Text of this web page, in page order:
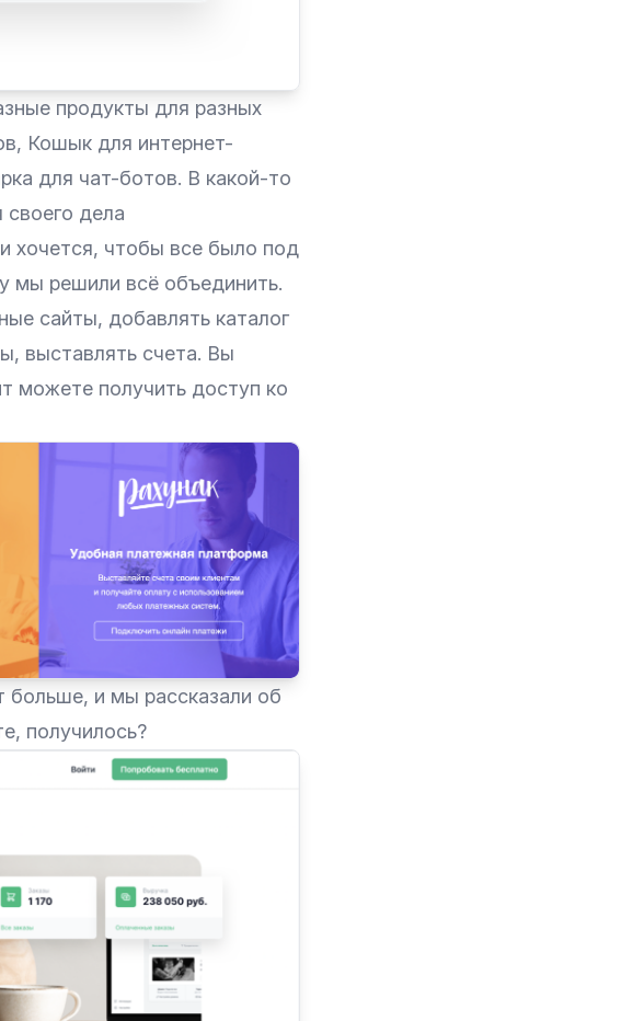
продукты для разных
Кошык для интернет-
для чат-ботов. В какой-то
дела
хочется, чтобы все было под
мы решили всё объединить.
сайты, добавлять каталог
выставлять счета. Вы
можете получить доступ ко
и мы рассказали об
получилось?